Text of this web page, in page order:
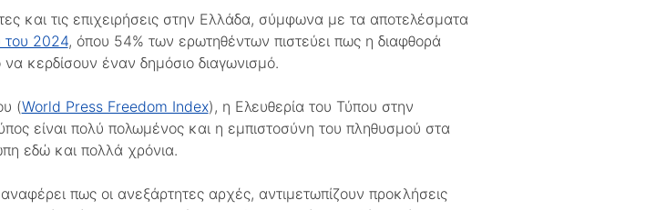
και τις επιχειρήσεις στην Ελλάδα, σύμφωνα με τα αποτελέσματα
του 2024, όπου 54% των ερωτηθέντων πιστεύει πως η διαφθορά
να κερδίσουν έναν δημόσιο διαγωνισμό.
(World Press Freedom Index), η Ελευθερία του Τύπου στην
είναι πολύ πολωμένος και η εμπιστοσύνη του πληθυσμού στα
εδώ και πολλά χρόνια.
αναφέρει πως οι ανεξάρτητες αρχές, αντιμετωπίζουν προκλήσεις